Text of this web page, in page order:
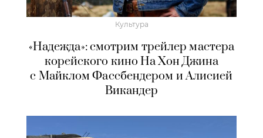
Культура
«Надежда»: смотрим трейлер мастера
корейского кино На Хон Джина
с Майклом Фассбендером и Алисией
Викандер